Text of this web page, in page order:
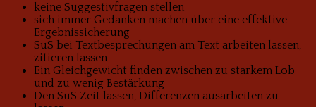
keine Suggestivfragen stellen
sich immer Gedanken machen über eine effektive
Ergebnissicherung
SuS bei Textbesprechungen am Text arbeiten lassen,
zitieren lassen
Ein Gleichgewicht finden zwischen zu starkem Lob
und zu wenig Bestärkung
Den SuS Zeit lassen, Differenzen ausarbeiten zu